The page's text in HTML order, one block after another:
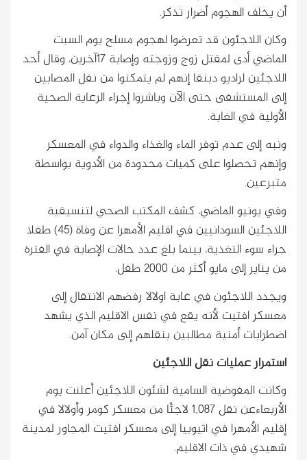
أن يخلف الهجوم أضرار تذكر.
وكان اللاجئون قد تعرضوا لهجوم مسلح يوم السبت
الماضي أدى لمقتل زوج وزوجته وإصابة 17آخرين، وقال أحد
اللاجئين لراديو دبنقا إنهم لم يتمكنوا من نقل المصابين
إلى المستشفى حتى الآن وباشروا إجراء الرعاية الصحية
الأولية في الغابة.
ونبه إلى عدم توفر الماء والغذاء والدواء في المعسكر
وإنهم تحصلوا على كميات محدودة من الأدوية بواسطة
متبرعين.
وفي يونيو الماضي، كشف المكتب الصحي لتنسيقية
اللاجئين السودانيين في اقليم الأمهرا عن وفاة (45) طفلا
جراء سوء التغذية، بينما بلغ عدد حالات الإصابة في الفترة
من يناير إلى مايو أكثر من 2000 طفل.
ويجدد اللاجئون في غابة اولالا رفضهم الانتقال إلى
معسكر افتيت لأنه يقع في نفس الاقليم الذي يشهد
اضطرابات أمنية مطالبين بنقلهم إلى مكان آمن.
استمرار عمليات نقل اللاجئين
وكانت المفوضية السامية لشئون اللاجئين أعلنت يوم
الأربعاءعن نقل 1,087 لاجئًا من معسكر كومر وأولالا في
إقليم الأمهرا في اثيوبيا إلى معسكر افتيت المجاور لمدينة
شهيدي في ذات الاقليم.